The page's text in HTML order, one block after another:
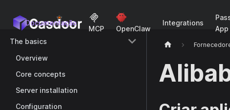
Documentação
MCP OpenClaw
Integrations
App
The basics
Overview
Core concepts
Server installation
Configuration